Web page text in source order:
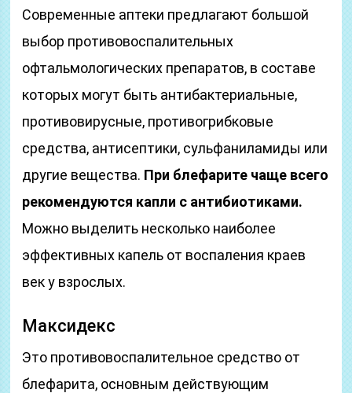
Современные аптеки предлагают большой
выбор противовоспалительных
офтальмологических препаратов, в составе
которых могут быть антибактериальные,
противовирусные, противогрибковые
средства, антисептики, сульфаниламиды или
другие вещества. При блефарите чаще всего
рекомендуются капли с антибиотиками.
Можно выделить несколько наиболее
эффективных капель от воспаления краев
век у взрослых.
Максидекс
Это противовоспалительное средство от
блефарита, основным действующим